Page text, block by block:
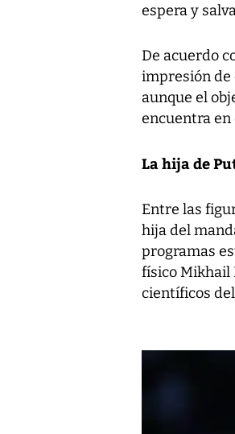
espera y
De acuerdo
impresión de
aunque el
encuentra
La hija de
Entre las
hija del
programas
físico Mikhail
científicos